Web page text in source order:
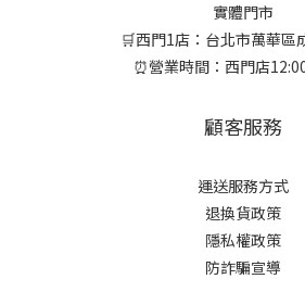
實體門市
🛒西門1店：台北市萬華區
⏰營業時間：西門店
顧客服務
運送服務方式
退換貨政策
隱私權政策
防詐騙宣導